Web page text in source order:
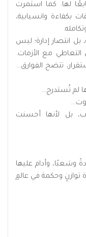
لها. كما استمرت
بكفاءة وانسيابية،
انتصار إدارة؛ ليس
مع الأزمات.
تتضح الفوارق…
لم تُستدرج…
بل لأنها أحسنت
وشعبًا، وأدام عليها
توازنٍ وحكمة في عالمٍ